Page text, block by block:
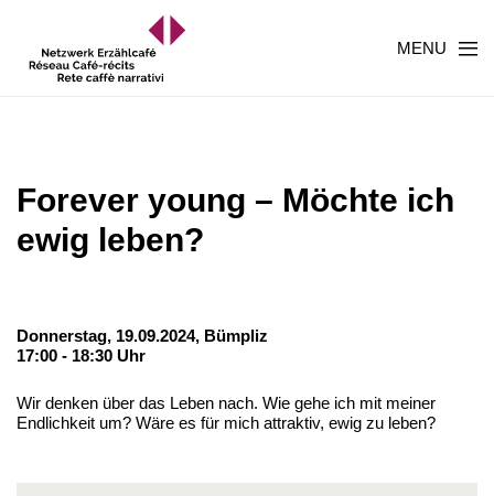
MENU
Forever young – Möchte ich
ewig leben?
Donnerstag, 19.09.2024, Bümpliz
17:00 - 18:30 Uhr
Wir denken über das Leben nach. Wie gehe ich mit meiner
Endlichkeit um? Wäre es für mich attraktiv, ewig zu leben?